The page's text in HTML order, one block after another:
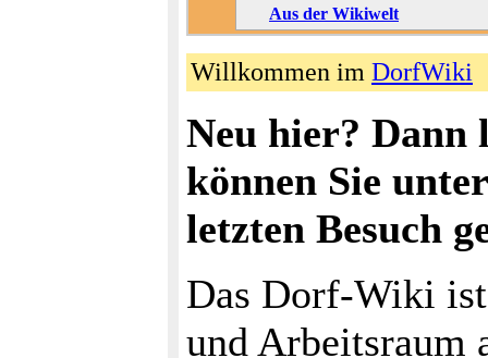
Aus der Wikiwelt
Willkommen im DorfWiki
Neu hier? Dann
können Sie
letzten Besuch
Das Dorf-Wiki
und